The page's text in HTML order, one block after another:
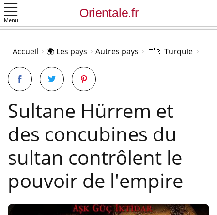
Menu
Accueil 🌍 Les pays Autres pays 🇹🇷 Turquie
Sultane Hürrem et
des concubines du
sultan contrôlent le
pouvoir de l'empire